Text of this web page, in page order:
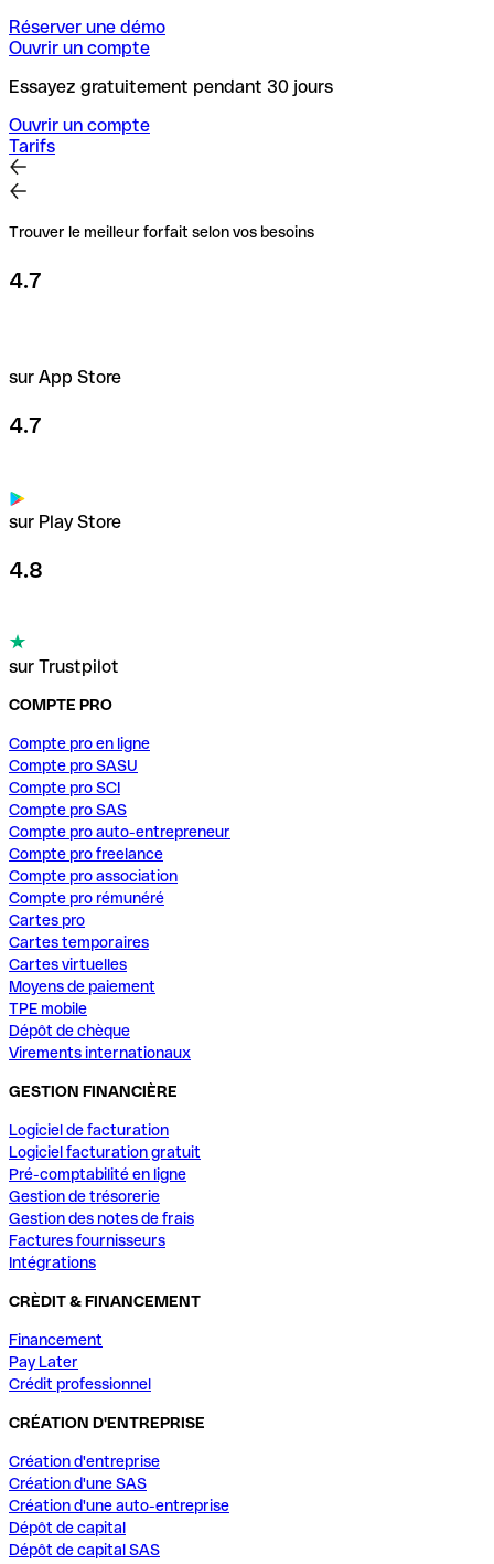
Réserver une démo
Ouvrir un compte
Essayez gratuitement pendant 30 jours
Ouvrir un compte
Tarifs
Trouver le meilleur forfait selon vos besoins
4.7
sur App Store
4.7
sur Play Store
4.8
sur Trustpilot
COMPTE PRO
Compte pro en ligne
Compte pro SASU
Compte pro SCI
Compte pro SAS
Compte pro auto-entrepreneur
Compte pro freelance
Compte pro association
Compte pro rémunéré
Cartes pro
Cartes temporaires
Cartes virtuelles
Moyens de paiement
TPE mobile
Dépôt de chèque
Virements internationaux
GESTION FINANCIÈRE
Logiciel de facturation
Logiciel facturation gratuit
Pré-comptabilité en ligne
Gestion de trésorerie
Gestion des notes de frais
Factures fournisseurs
Intégrations
CRÈDIT & FINANCEMENT
Financement
Pay Later
Crédit professionnel
CRÉATION D'ENTREPRISE
Création d'entreprise
Création d'une SAS
Création d'une auto-entreprise
Dépôt de capital
Dépôt de capital SAS